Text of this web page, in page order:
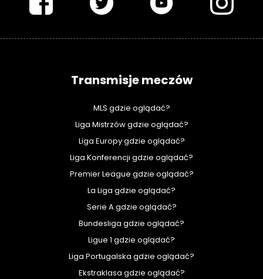
Transmisje meczów
MLS gdzie oglądać?
Liga Mistrzów gdzie oglądać?
Liga Europy gdzie oglądać?
Liga Konferencji gdzie oglądać?
Premier League gdzie oglądać?
La Liga gdzie oglądać?
Serie A gdzie oglądać?
Bundesliga gdzie oglądać?
Ligue 1 gdzie oglądać?
Liga Portugalska gdzie oglądać?
Ekstraklasa gdzie oglądać?